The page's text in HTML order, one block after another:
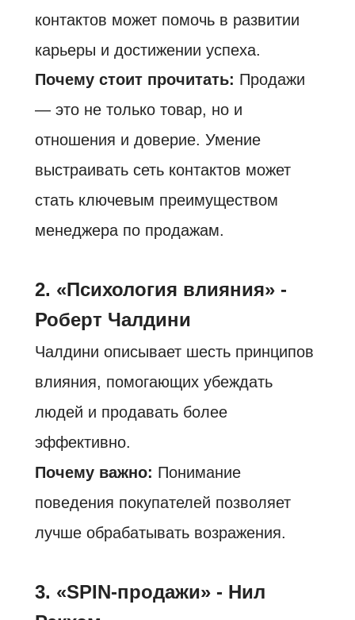
контактов может помочь в развитии
карьеры и достижении успеха.
Почему стоит прочитать: Продажи
— это не только товар, но и
отношения и доверие. Умение
выстраивать сеть контактов может
стать ключевым преимуществом
менеджера по продажам.
2. «Психология влияния» -
Роберт Чалдини
Чалдини описывает шесть принципов
влияния, помогающих убеждать
людей и продавать более
эффективно.
Почему важно: Понимание
поведения покупателей позволяет
лучше обрабатывать возражения.
3. «SPIN-продажи» - Нил